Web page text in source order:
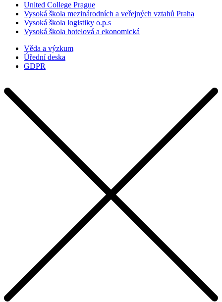
United College Prague
Vysoká škola mezinárodních a veřejných vztahů Praha
Vysoká škola logistiky o.p.s
Vysoká škola hotelová a ekonomická
Věda a výzkum
Úřední deska
GDPR